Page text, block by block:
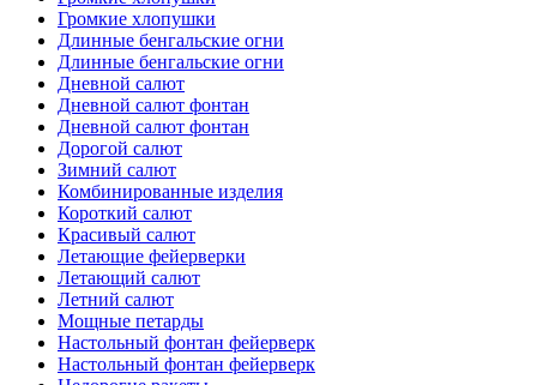
Громкие хлопушки
Длинные бенгальские огни
Длинные бенгальские огни
Дневной салют
Дневной салют фонтан
Дневной салют фонтан
Дорогой салют
Зимний салют
Комбинированные изделия
Короткий салют
Красивый салют
Летающие фейерверки
Летающий салют
Летний салют
Мощные петарды
Настольный фонтан фейерверк
Настольный фонтан фейерверк